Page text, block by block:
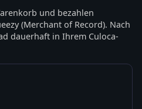
und bezahlen
(Merchant of Record). Nach
dauerhaft in Ihrem Culoca-